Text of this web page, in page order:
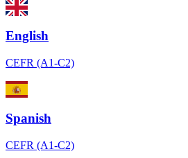
English
CEFR (A1-C2)
Spanish
CEFR (A1-C2)